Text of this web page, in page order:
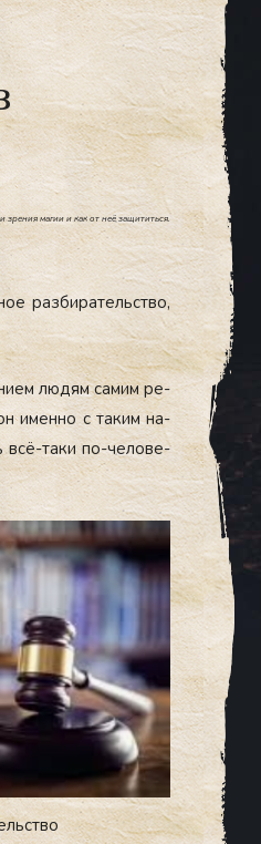
зрения магии и как от неё защититься.
раз­би­ратель­ство,
лю­дям са­мим ре­
имен­но с та­ким на­
всё-та­ки по-че­лове­